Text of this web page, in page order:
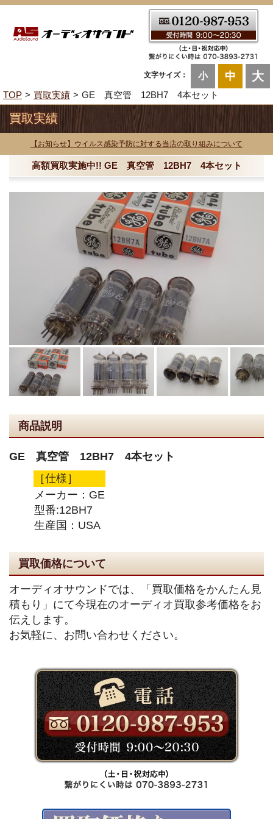
文字サイズ： 小 中 大
TOP 買取実績 GE 真空管 12BH7 4本セット
買取実績
【お知らせ】ウイルス感染予防に対する当店の取り組みについて
高額買取実施中!! GE 真空管 12BH7 4本セット
商品説明
GE 真空管 12BH7 4本セット
［仕様］
メーカー：GE
型番:12BH7
生産国：USA
買取価格について
オーディオサウンドでは、「買取価格をかんたん見
積もり」にて今現在のオーディオ買取参考価格をお
伝えします。
お気軽に、お問い合わせください。